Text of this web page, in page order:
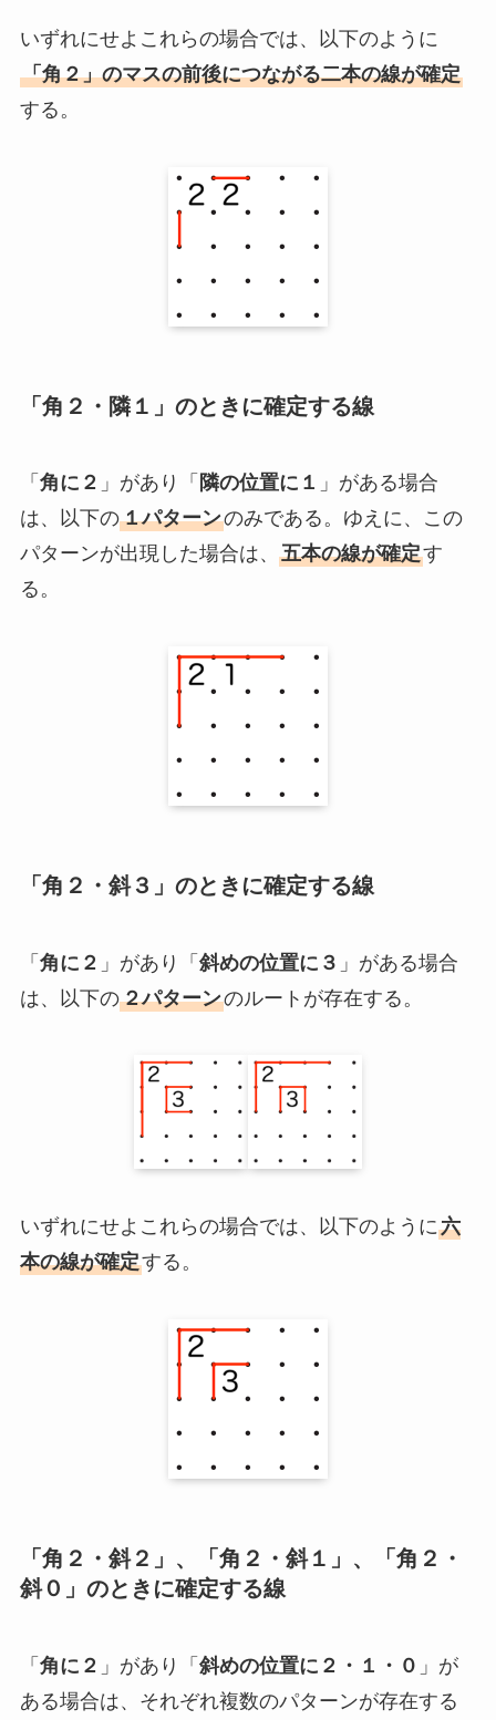
いずれにせよこれらの場合では、以下のように
「角２」のマスの前後につながる二本の線が確定
する。
「角２・隣１」のときに確定する線
「 角に２ 」があり「 隣の位置に１ 」がある場合
は、以下の１パターンのみである。ゆえに、この
パターンが出現した場合は、 五本の線が確定す
る。
「角２・斜３」のときに確定する線
「 角に２ 」があり「 斜めの位置に３ 」がある場合
は、以下の２パターンのルートが存在する。
いずれにせよこれらの場合では、以下のように六
本の線が確定する。
「角２・斜２」、「角２・斜１」、「角２・
斜０」のときに確定する線
「 角に２ 」があり「 斜めの位置に２・１・０ 」が
ある場合は、それぞれ複数のパターンが存在する